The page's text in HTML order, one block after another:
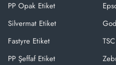
PP Opak Etiket
Silvermat Etiket
Fastyre Etiket
PP Şeffaf Etiket